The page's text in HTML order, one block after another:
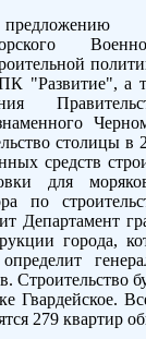
"Развитие", а
столицы в
средств
для
по
Департамент
города,
Строительство
Гвардейское.
279 квартир